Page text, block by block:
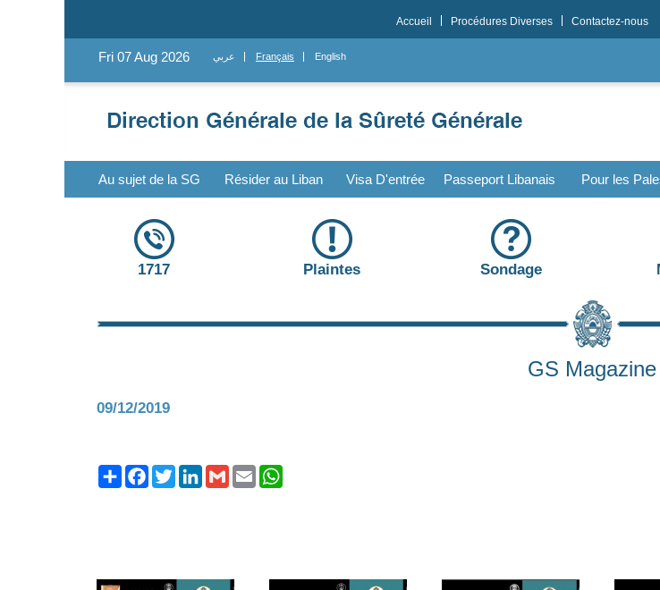
Accueil Procédures Diverses Contactez-nous
Fri 07 Aug 2026 عربي Français English
Au sujet de la SG Résider au Liban Visa D'entrée Passeport Libanais Pour les
1717 Plaintes Sondage
GS Magazine
09/12/2019
ShareFacebook
TwitterLinkedIn
GmailEmail